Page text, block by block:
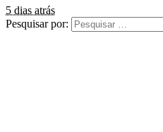
5 dias atrás
Pesquisar por: